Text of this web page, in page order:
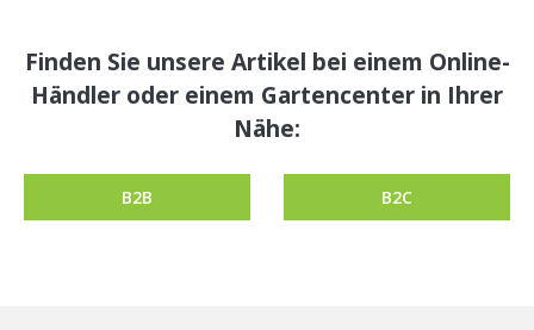
Finden Sie unsere Artikel bei einem Online-
Händler oder einem Gartencenter in Ihrer
Nähe:
B2B B2C